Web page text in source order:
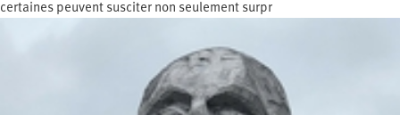
certaines peuvent susciter non seulement surpr